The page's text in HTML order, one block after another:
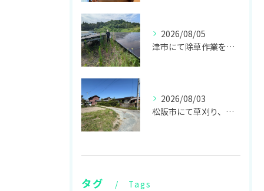
2026/08/05
津市にて除草作業をしてきました！
2026/08/03
松阪市にて草刈り、伊勢市にて不用品回収、お仏壇の回収をしてきました！
タグ Tags